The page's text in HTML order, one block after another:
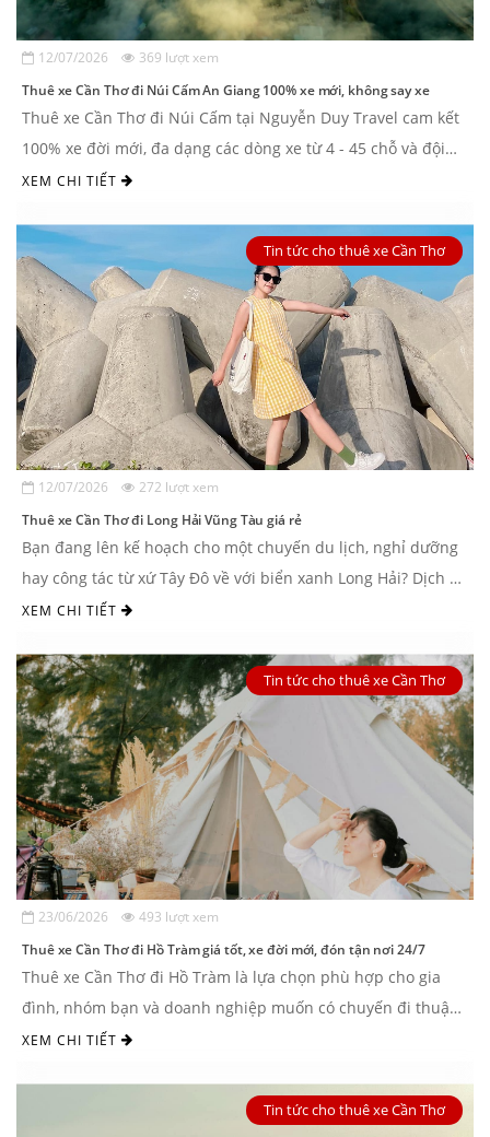
12/07/2026 369 lượt xem
Thuê xe Cần Thơ đi Núi Cấm An Giang 100% xe mới, không say xe
Thuê xe Cần Thơ đi Núi Cấm tại Nguyễn Duy Travel cam kết
100% xe đời mới, đa dạng các dòng xe từ 4 - 45 chỗ và đội
ngũ tài xế có kinh nghiệm ...
XEM CHI TIẾT
Tin tức cho thuê xe Cần Thơ
12/07/2026 272 lượt xem
Thuê xe Cần Thơ đi Long Hải Vũng Tàu giá rẻ
Bạn đang lên kế hoạch cho một chuyến du lịch, nghỉ dưỡng
hay công tác từ xứ Tây Đô về với biển xanh Long Hải? Dịch vụ
thuê xe Cần Thơ đi Long Hải ...
XEM CHI TIẾT
Tin tức cho thuê xe Cần Thơ
23/06/2026 493 lượt xem
Thuê xe Cần Thơ đi Hồ Tràm giá tốt, xe đời mới, đón tận nơi 24/7
Thuê xe Cần Thơ đi Hồ Tràm là lựa chọn phù hợp cho gia
đình, nhóm bạn và doanh nghiệp muốn có chuyến đi thuận
tiện, không phải chuyển ...
XEM CHI TIẾT
Tin tức cho thuê xe Cần Thơ